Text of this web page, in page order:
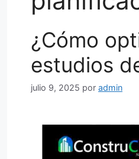
¿Cómo
estudios
julio 9, 2025 por admin